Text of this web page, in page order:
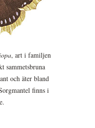
, art i familjen
sammetsbruna
och äter bland
finns i